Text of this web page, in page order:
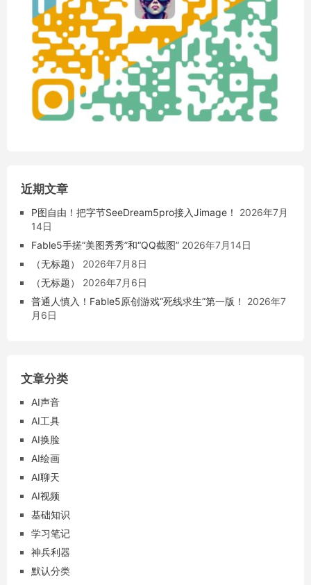
近期文章
P图自由！把字节SeeDream5pro接入Jimage！
2026年7月
14日
Fable5手搓“美图秀秀”和“QQ截图” 2026年7月14日
（无标题）
2026年7月8日
（无标题）
2026年7月6日
普通人慎入！Fable5原创游戏“死线求生”第一版！
2026年7
月6日
文章分类
AI声音
AI工具
AI换脸
AI绘画
AI聊天
AI视频
基础知识
学习笔记
神兵利器
默认分类